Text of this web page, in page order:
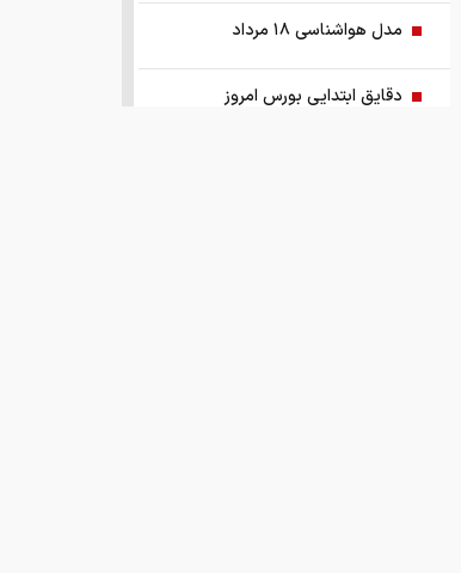
مدل هواشناسی ۱۸ مرداد
دقایق ابتدایی بورس امروز